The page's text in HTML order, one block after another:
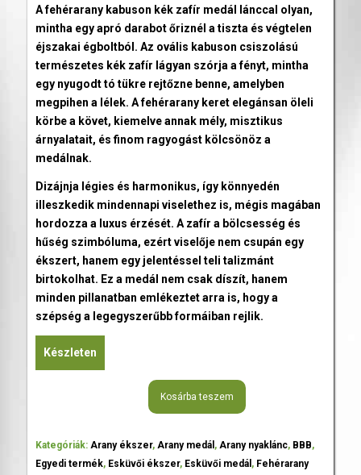
A fehérarany kabuson kék zafír medál lánccal olyan,
mintha egy apró darabot őriznél a tiszta és végtelen
éjszakai égboltból. Az ovális kabuson csiszolású
természetes kék zafír lágyan szórja a fényt, mintha
egy nyugodt tó tükre rejtőzne benne, amelyben
megpihen a lélek. A fehérarany keret elegánsan öleli
körbe a követ, kiemelve annak mély, misztikus
árnyalatait, és finom ragyogást kölcsönöz a
medálnak.
Dizájnja légies és harmonikus, így könnyedén
illeszkedik mindennapi viselethez is, mégis magában
hordozza a luxus érzését. A zafír a bölcsesség és
hűség szimbóluma, ezért viselője nem csupán egy
ékszert, hanem egy jelentéssel teli talizmánt
birtokolhat. Ez a medál nem csak díszít, hanem
minden pillanatban emlékeztet arra is, hogy a
szépség a legegyszerűbb formáiban rejlik.
Készleten
Kosárba teszem
Kategóriák: Arany ékszer, Arany medál , Arany nyaklánc, BBB,
Egyedi termék, Esküvői ékszer, Esküvői medál , Fehérarany